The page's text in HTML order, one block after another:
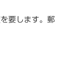
要します。郵